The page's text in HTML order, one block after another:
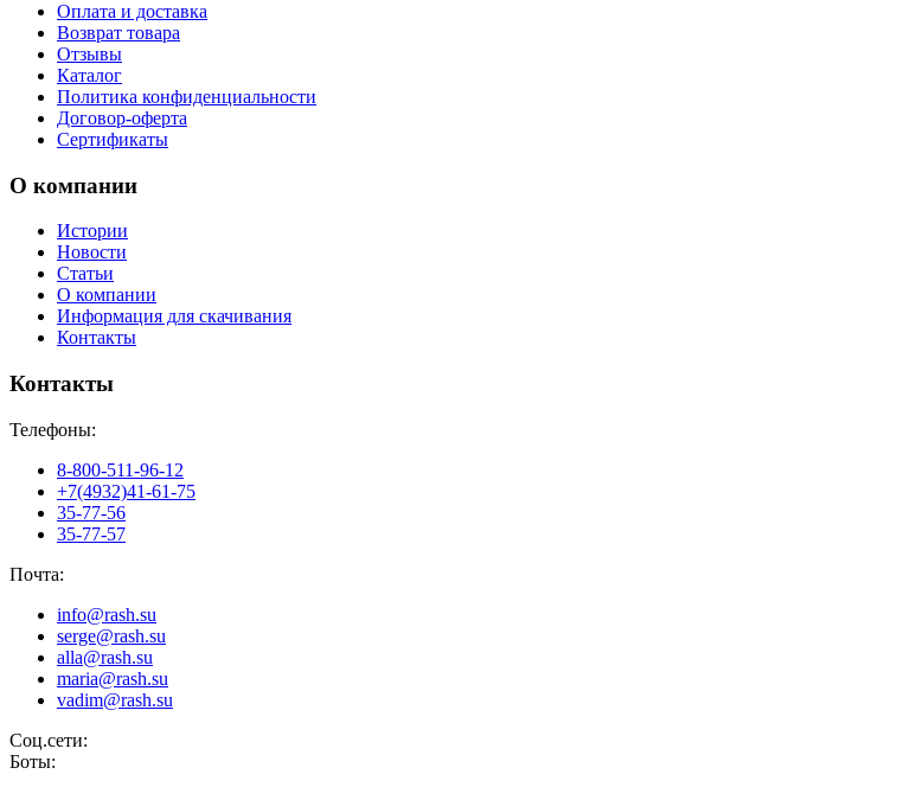
Оплата и доставка
Возврат товара
Отзывы
Каталог
Политика конфиденциальности
Договор-оферта
Сертификаты
О компании
Истории
Новости
Статьи
О компании
Информация для скачивания
Контакты
Контакты
Телефоны:
8-800-511-96-12
+7(4932)41-61-75
35-77-56
35-77-57
Почта:
info@rash.su
serge@rash.su
alla@rash.su
maria@rash.su
vadim@rash.su
Соц.сети:
Боты: